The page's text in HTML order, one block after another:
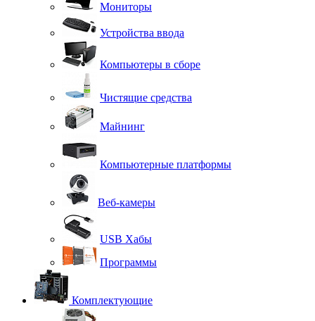
Мониторы
Устройства ввода
Компьютеры в сборе
Чистящие средства
Майнинг
Компьютерные платформы
Веб-камеры
USB Хабы
Программы
Комплектующие